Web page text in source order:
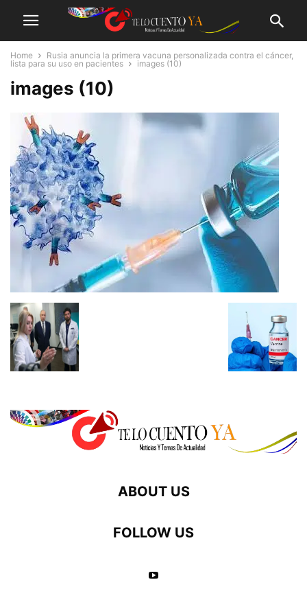
Home
Rusia anuncia la primera vacuna personalizada contra el cáncer,
lista para su uso en pacientes
images (10)
images (10)
ABOUT US
FOLLOW US